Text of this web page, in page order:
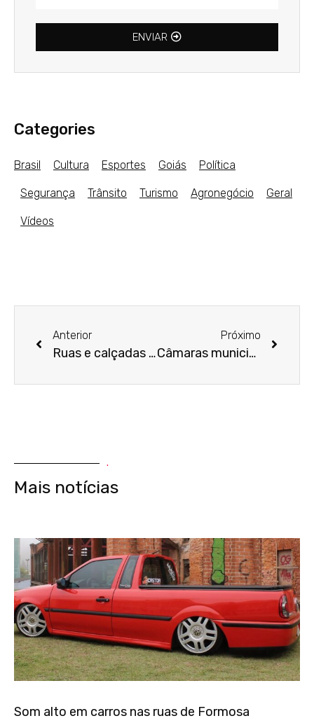
ENVIAR
Categories
Brasil Cultura Esportes Goiás Política
Segurança Trânsito Turismo Agronegócio Geral
Vídeos
Anterior
Ruas e calçadas viram um verdadeiro “queijo suíço” em Formosa.
Próximo
Câmaras municipais perdem poder para Tribunal de Contas
.
Mais notícias
Som alto em carros nas ruas de Formosa